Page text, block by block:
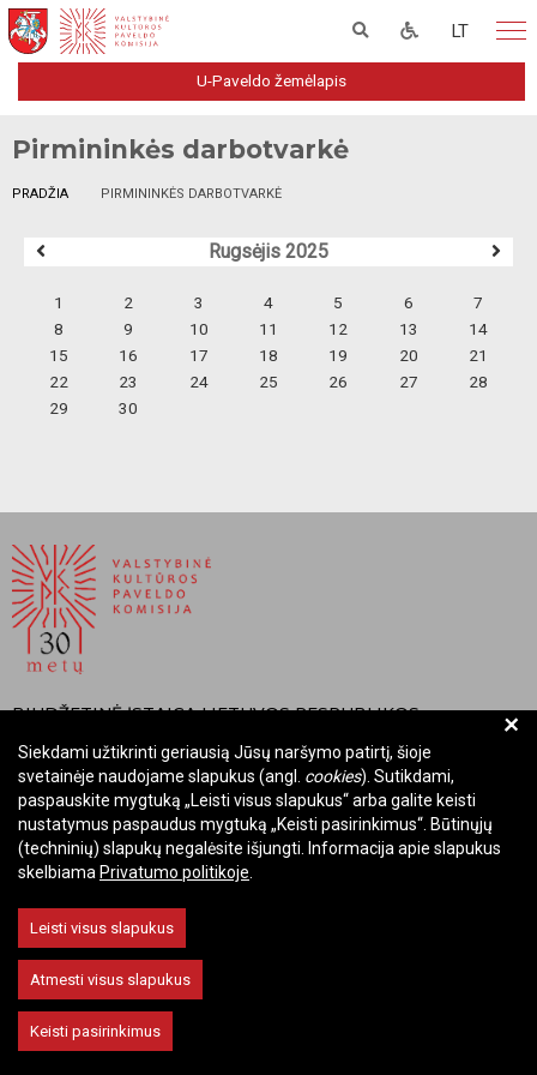
LT
U-Paveldo žemėlapis
Pirmininkės darbotvarkė
PRADŽIA PIRMININKĖS DARBOTVARKĖ
Rugsėjis 2025
1 2 3 4 5 6
7
8
9 10 11 12 13
14
15
16 17 18 19 20
21
22
23 24 25 26 27
28
29
30
BIUDŽETINĖ ĮSTAIGA LIETUVOS RESPUBLIKOS
VALSTYBINĖ KULTŪROS PAVELDO KOMISIJA
Įmonės kodas: Juridinių asmenų registre 288700520
Adresas: Rūdninkų g. 13, 01135 Vilnius
Telefonas: +370 699 13972
El. paštas: komisija@vkpk.lt
Keisti slapukų nustatymus
+
Siekdami užtikrinti geriausią Jūsų naršymo patirtį, šioje
svetainėje naudojame slapukus (angl. cookies). Sutikdami,
paspauskite mygtuką „Leisti visus slapukus“ arba galite keisti
nustatymus paspaudus mygtuką „Keisti pasirinkimus“. Būtinųjų
(techninių) slapukų negalėsite išjungti. Informacija apie slapukus
skelbiama Privatumo politikoje
Leisti visus slapukus
Atmesti visus slapukus
Keisti pasirinkimus